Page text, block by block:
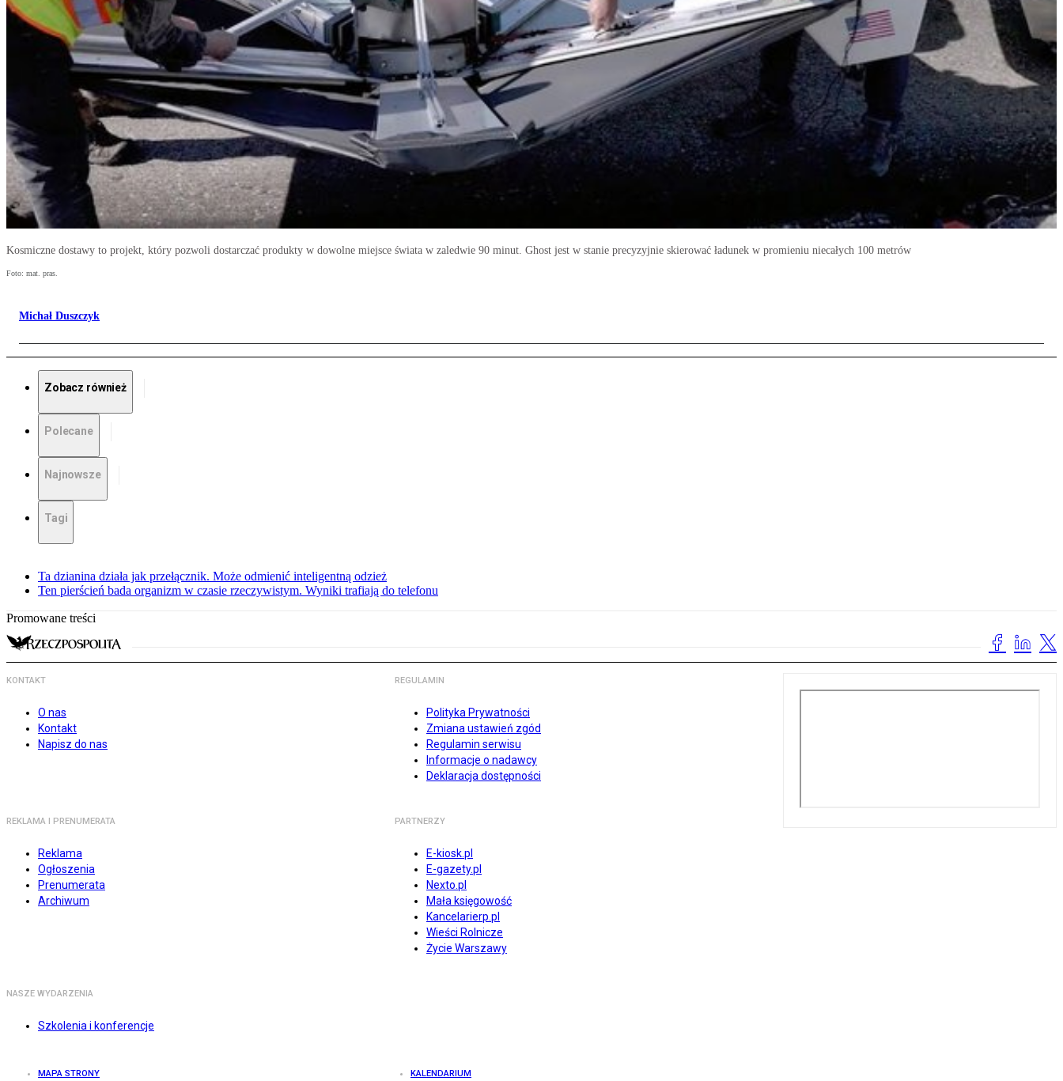
Kosmiczne dostawy to projekt, który pozwoli dostarczać produkty w dowolne miejsce świata w zaledwie 90 minut. Ghost jest w stanie precyzyjnie skierować ładunek w promieniu niecałych 100 metrów
Foto: mat. pras.
Michał Duszczyk
Zobacz również
Polecane
Najnowsze
Tagi
Ta dzianina działa jak przełącznik. Może odmienić inteligentną odzież
Ten pierścień bada organizm w czasie rzeczywistym. Wyniki trafiają do telefonu
Promowane treści
KONTAKT
O nas
Kontakt
Napisz do nas
REGULAMIN
Polityka Prywatności
Zmiana ustawień zgód
Regulamin serwisu
Informacje o nadawcy
Deklaracja dostępności
REKLAMA I PRENUMERATA
Reklama
Ogłoszenia
Prenumerata
Archiwum
PARTNERZY
E-kiosk.pl
E-gazety.pl
Nexto.pl
Mała księgowość
Kancelarierp.pl
Wieści Rolnicze
Życie Warszawy
NASZE WYDARZENIA
Szkolenia i konferencje
MAPA STRONY KALENDARIUM